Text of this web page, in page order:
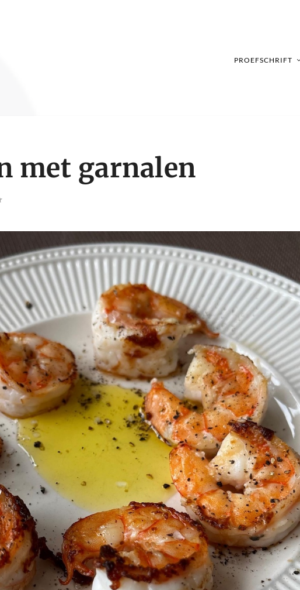
PROEFSCHRIFT
met garnalen